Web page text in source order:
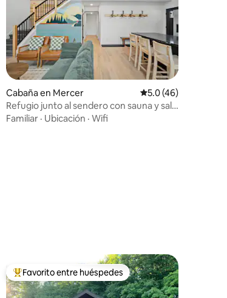
promedio: 5.0 de 5, 5 reseñas
Cabaña en Mercer Calificación
5.0 (46)
Refugio junto al sendero con sauna y sala
de juegos, apto para perros
Familiar · Ubicación · Wifi
Favorito entre huéspedes preferido
Favorito entre huéspedes